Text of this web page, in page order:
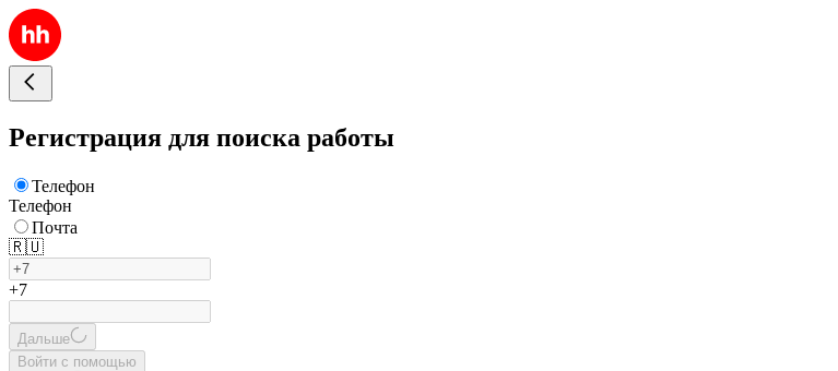
Регистрация для поиска работы
Телефон
Телефон
Почта
🇷🇺
+7
Дальше
Войти с помощью